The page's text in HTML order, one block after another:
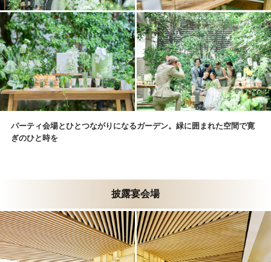
パーティ会場とひとつながりになるガーデン。緑に囲まれた空間で寛
ぎのひと時を
披露宴会場